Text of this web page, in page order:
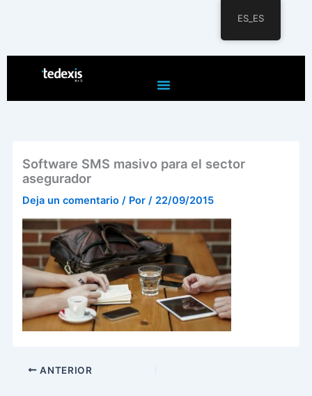
Software SMS masivo para el sector
asegurador
Deja un comentario / Por/ 22/09/2015
ANTERIOR
ES_ES